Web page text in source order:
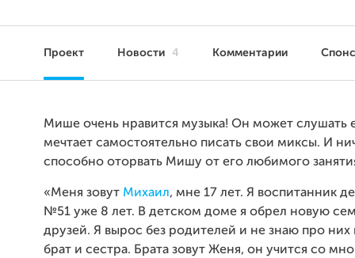
Проект Новости 4 Комментарии
Мише очень нравится музыка! Он может слушать
мечтает самостоятельно писать свои миксы. И
способно оторвать Мишу от его любимого
«Меня зовут Михаил, мне 17 лет. Я воспитанник
№51 уже 8 лет. В детском доме я обрел новую
друзей. Я вырос без родителей и не знаю про них
брат и сестра. Брата зовут Женя, он учится со